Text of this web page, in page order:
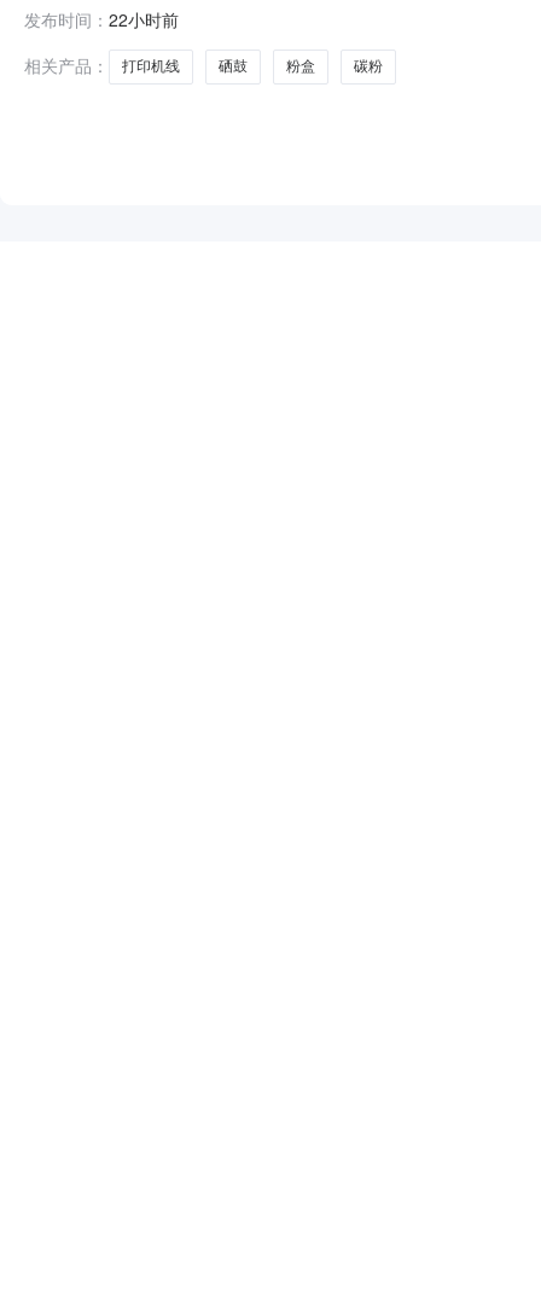
码:520599项目所在行政区划名称:毕节市本级报价起止
发布时间： 22小时前
相关产品：
打印机线 硒鼓 粉盒 碳粉